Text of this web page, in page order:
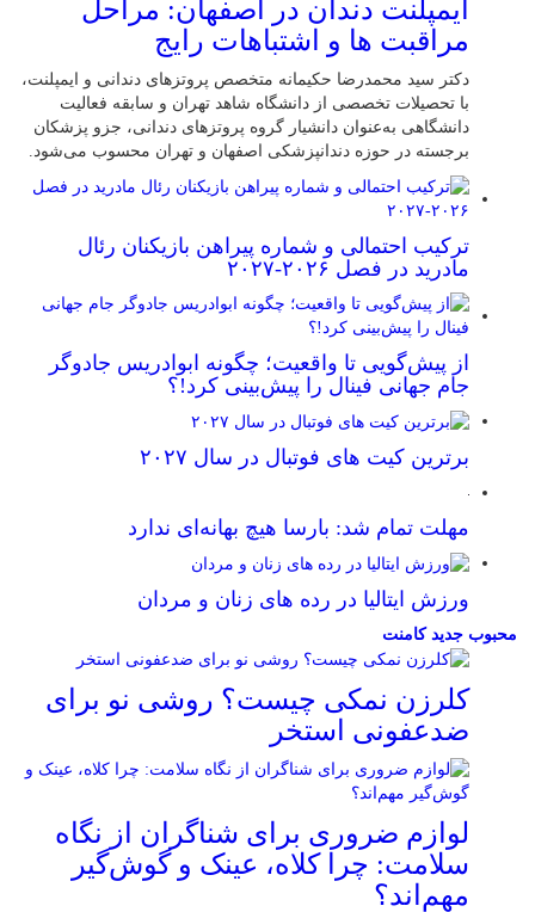
ایمپلنت دندان در اصفهان: مراحل
مراقبت ها و اشتباهات رایج
دکتر سید محمدرضا حکیمانه متخصص پروتزهای دندانی و ایمپلنت،
با تحصیلات تخصصی از دانشگاه شاهد تهران و سابقه فعالیت
دانشگاهی به‌عنوان دانشیار گروه پروتزهای دندانی، جزو پزشکان
برجسته در حوزه دندانپزشکی اصفهان و تهران محسوب می‌شود.
ترکیب احتمالی و شماره پیراهن بازیکنان رئال
مادرید در فصل ۲۰۲۶-۲۰۲۷
از پیش‌گویی تا واقعیت؛ چگونه ابوادریس جادوگر
جام جهانی فینال را پیش‌بینی کرد!؟
برترین کیت های فوتبال در سال ۲۰۲۷
مهلت تمام شد: بارسا هیچ بهانه‌‌ای ندارد
ورزش ایتالیا در رده های زنان و مردان
محبوب جدیدکامنت
کلرزن نمکی چیست؟ روشی نو برای
ضدعفونی استخر
لوازم ضروری برای شناگران از نگاه
سلامت: چرا کلاه، عینک و گوش‌گیر
مهم‌اند؟